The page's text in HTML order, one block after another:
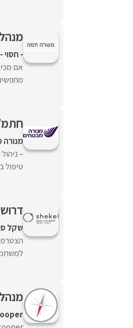
- חסוי -
אם
–
טיפול
שקל